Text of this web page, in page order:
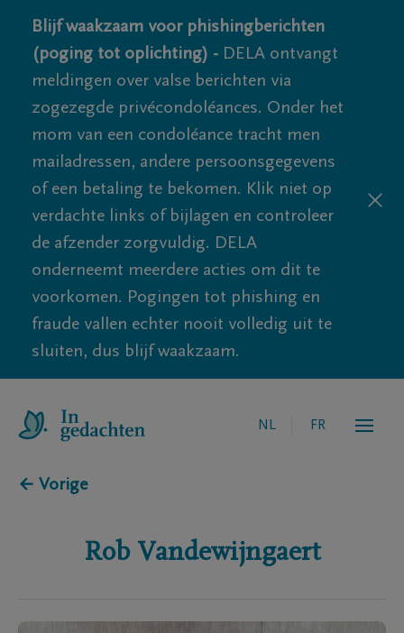
Blijf waakzaam voor phishingberichten
(poging tot oplichting) - DELA ontvangt
meldingen over valse berichten via
zogezegde privécondoléances. Onder het
mom van een condoléance tracht men
mailadressen, andere persoonsgegevens
of een betaling te bekomen. Klik niet op
verdachte links of bijlagen en controleer
de afzender zorgvuldig. DELA
onderneemt meerdere acties om dit te
voorkomen. Pogingen tot phishing en
fraude vallen echter nooit volledig uit te
sluiten, dus blijf waakzaam.
NL FR
← Vorige
Rob Vandewijngaert